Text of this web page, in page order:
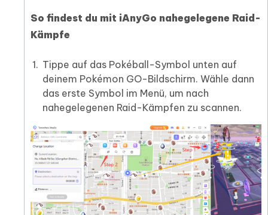
So findest du mit iAnyGo nahegelegene Raid-
Kämpfe
Tippe auf das Pokéball-Symbol unten auf
deinem Pokémon GO-Bildschirm. Wähle dann
das erste Symbol im Menü, um nach
nahegelegenen Raid-Kämpfen zu scannen.